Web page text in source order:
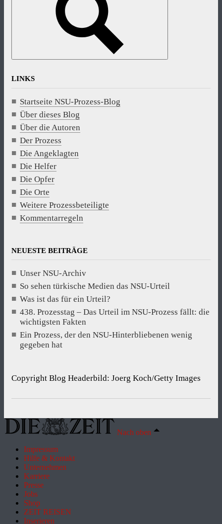
LINKS
Startseite NSU-Prozess-Blog
Über dieses Blog
Über die Autoren
Der Prozess
Die Angeklagten
Die Helfer
Die Opfer
Die Orte
Weitere Prozessbeteiligte
Kommentarregeln
NEUESTE BEITRÄGE
Unser NSU-Archiv
So sehen türkische Medien das NSU-Urteil
Was ist das für ein Urteil?
438. Prozesstag – Das Urteil im NSU-Prozess fällt: die
wichtigsten Fakten
Ein Prozess, der den NSU-Hinterbliebenen wenig
gegeben hat
Copyright Blog Headerbild: Joerg Koch/Getty Images
Nach oben
Impressum
Hilfe & Kontakt
Unternehmen
Karriere
Presse
Jobs
Shop
ZEIT REISEN
Inserieren